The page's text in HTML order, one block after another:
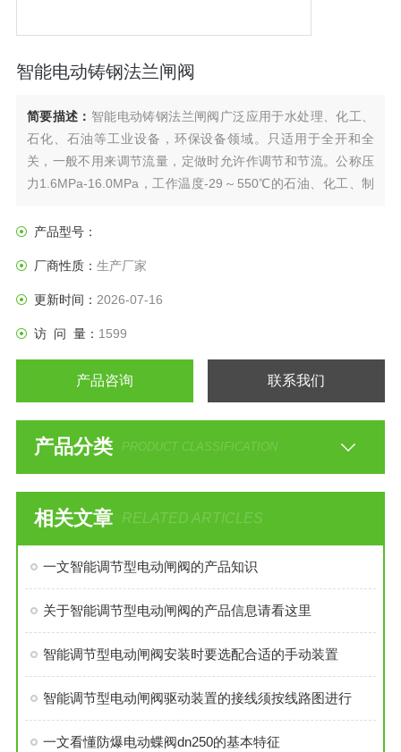
智能电动铸钢法兰闸阀
简要描述： 智能电动铸钢法兰闸阀广泛应用于水处理、化工、
石化、石油等工业设备，环保设备领域。只适用于全开和全
关，一般不用来调节流量，定做时允许作调节和节流。公称压
力1.6MPa-16.0MPa，工作温度-29～550℃的石油、化工、制
质。驱动方式有手动、齿轮传动、电动、气动等。
产品型号：
厂商性质： 生产厂家
更新时间： 2026-07-16
访 问 量： 1599
产品咨询 联系我们
产品分类 PRODUCT CLASSIFICATION
相关文章 RELATED ARTICLES
一文智能调节型电动闸阀的产品知识
关于智能调节型电动闸阀的产品信息请看这里
智能调节型电动闸阀安装时要选配合适的手动装置
智能调节型电动闸阀驱动装置的接线须按线路图进行
一文看懂防爆电动蝶阀dn250的基本特征